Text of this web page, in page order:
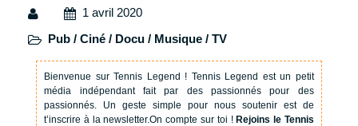
1 avril 2020
Pub / Ciné / Docu / Musique / TV
Bienvenue sur Tennis Legend ! Tennis Legend est un petit
média indépendant fait par des passionnés pour des
passionnés. Un geste simple pour nous soutenir est de
t’inscrire à la newsletter.On compte sur toi !Rejoins le Tennis